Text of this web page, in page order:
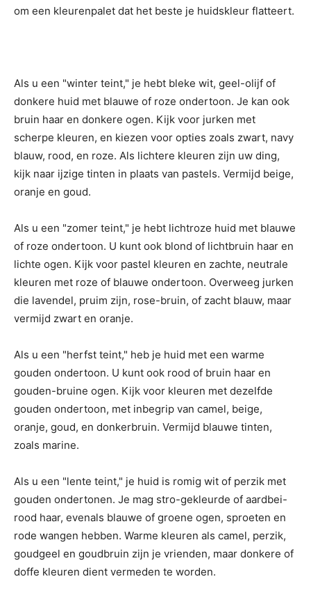
om een kleurenpalet dat het beste je huidskleur flatteert.
Als u een "winter teint," je hebt bleke wit, geel-olijf of
donkere huid met blauwe of roze ondertoon. Je kan ook
bruin haar en donkere ogen. Kijk voor jurken met
scherpe kleuren, en kiezen voor opties zoals zwart, navy
blauw, rood, en roze. Als lichtere kleuren zijn uw ding,
kijk naar ijzige tinten in plaats van pastels. Vermijd beige,
oranje en goud.
Als u een "zomer teint," je hebt lichtroze huid met blauwe
of roze ondertoon. U kunt ook blond of lichtbruin haar en
lichte ogen. Kijk voor pastel kleuren en zachte, neutrale
kleuren met roze of blauwe ondertoon. Overweeg jurken
die lavendel, pruim zijn, rose-bruin, of zacht blauw, maar
vermijd zwart en oranje.
Als u een "herfst teint," heb je huid met een warme
gouden ondertoon. U kunt ook rood of bruin haar en
gouden-bruine ogen. Kijk voor kleuren met dezelfde
gouden ondertoon, met inbegrip van camel, beige,
oranje, goud, en donkerbruin. Vermijd blauwe tinten,
zoals marine.
Als u een "lente teint," je huid is romig wit of perzik met
gouden ondertonen. Je mag stro-gekleurde of aardbei-
rood haar, evenals blauwe of groene ogen, sproeten en
rode wangen hebben. Warme kleuren als camel, perzik,
goudgeel en goudbruin zijn je vrienden, maar donkere of
doffe kleuren dient vermeden te worden.